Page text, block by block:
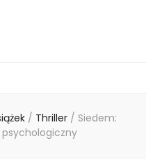
/ Thriller / Siedem: